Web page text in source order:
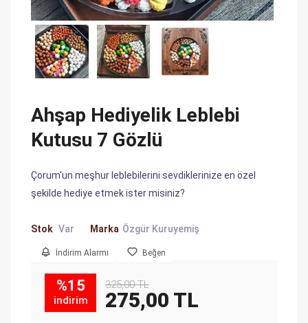
Ahşap Hediyelik Leblebi
Kutusu 7 Gözlü
Çorum'un meşhur leblebilerini sevdiklerinize en özel
şekilde hediye etmek ister misiniz?
Stok Var Marka Özgür Kuruyemiş
İndirim Alarmı Beğen
%15
indirim
325,00 TL
275,00 TL